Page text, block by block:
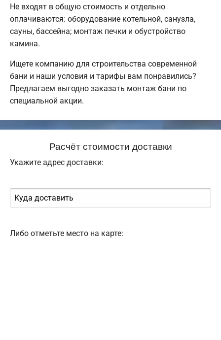
Не входят в общую стоимость и отдельно
оплачиваются: оборудование котельной, санузла,
сауны, бассейна; монтаж печки и обустройство
камина.
Ищете компанию для строительства современной
бани и наши условия и тарифы вам понравились?
Предлагаем выгодно заказать монтаж бани по
специальной акции.
Расчёт стоимости доставки
Укажите адрес доставки:
Либо отметьте место на карте: